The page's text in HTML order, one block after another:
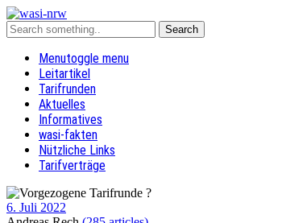
Menutoggle menu
Leitartikel
Tarifrunden
Aktuelles
Informatives
wasi-fakten
Nützliche Links
Tarifverträge
6. Juli 2022